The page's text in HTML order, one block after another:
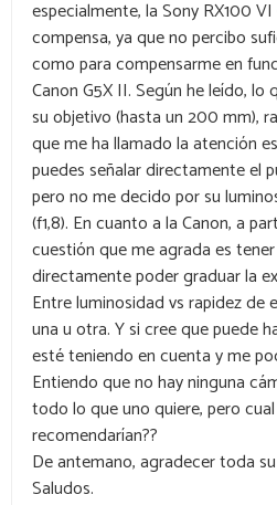
especialmente, la Sony RX100
compensa, ya que no percibo
como para compensarme en
Canon G5X II. Según he leído,
su objetivo (hasta un 200 mm),
que me ha llamado la atención
puedes señalar directamente el
pero no me decido por su
(f1,8). En cuanto a la Canon, a
cuestión que me agrada es
directamente poder graduar la
Entre luminosidad vs rapidez
una u otra. Y si cree que puede
esté teniendo en cuenta y me
Entiendo que no hay ninguna
todo lo que uno quiere, pero
recomendarían??
De antemano, agradecer toda
Saludos.